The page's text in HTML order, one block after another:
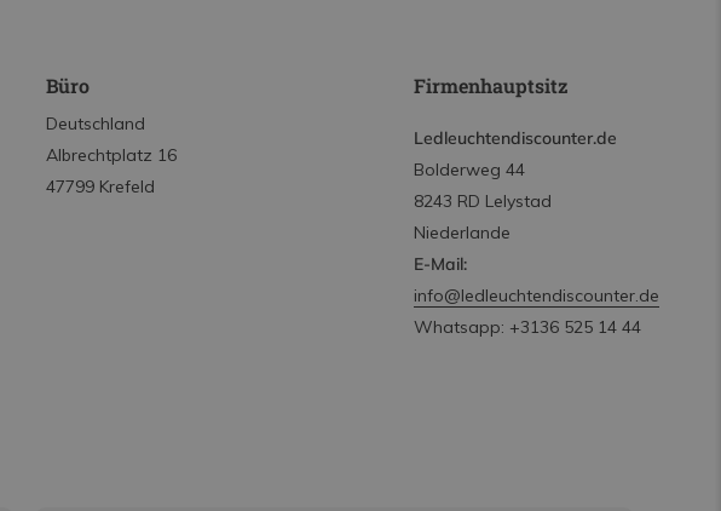
Büro
Deutschland
Albrechtplatz 16
47799 Krefeld
Firmenhauptsitz
Ledleuchtendiscounter.de
Bolderweg 44
8243 RD Lelystad
Niederlande
E-Mail:
info@ledleuchtendiscounter.de
Whatsapp: +3136 525 14 44